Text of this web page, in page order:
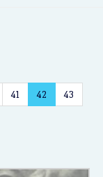
41 42
43